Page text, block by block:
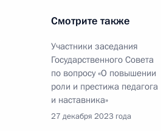
21
Смотрите также
Участники заседания
Государственного Совета
по вопросу «О повышении
роли и престижа педагога
и наставника»
27 декабря 2023 года